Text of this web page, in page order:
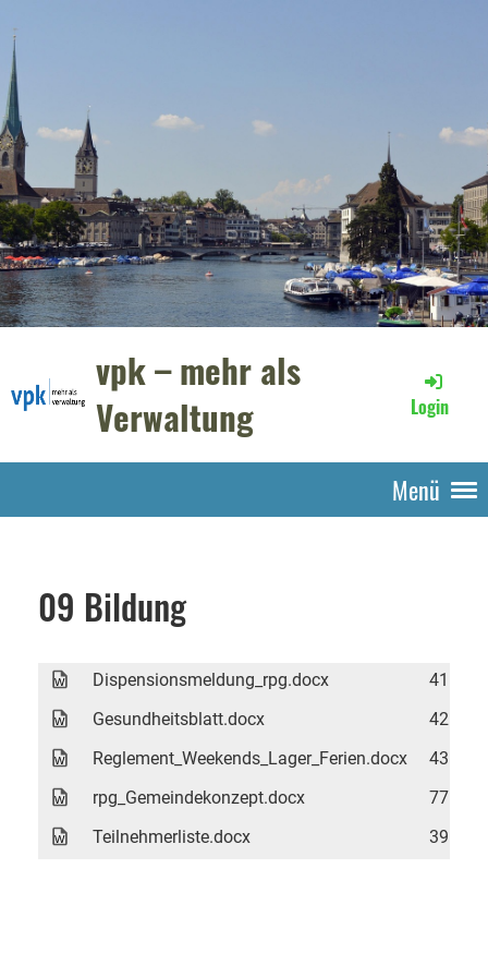
vpk – mehr als
Verwaltung
Login
Menü
09 Bildung
Dispensionsmeldung_rpg.docx
41 KB
Gesundheitsblatt.docx
42 KB
Reglement_Weekends_Lager_Ferien.docx
43 KB
rpg_Gemeindekonzept.docx
77 KB
Teilnehmerliste.docx
39 KB